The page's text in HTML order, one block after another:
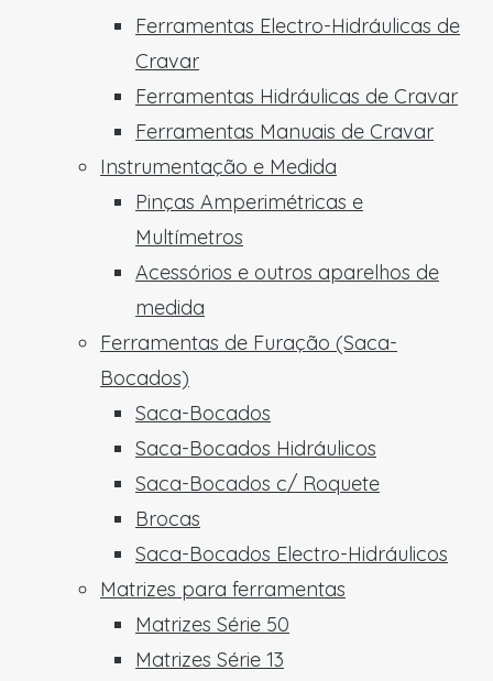
Ferramentas Electro-Hidráulicas de
Cravar
Ferramentas Hidráulicas de Cravar
Ferramentas Manuais de Cravar
Instrumentação e Medida
Pinças Amperimétricas e
Multímetros
Acessórios e outros aparelhos de
medida
Ferramentas de Furação (Saca-
Bocados)
Saca-Bocados
Saca-Bocados Hidráulicos
Saca-Bocados c/ Roquete
Brocas
Saca-Bocados Electro-Hidráulicos
Matrizes para ferramentas
Matrizes Série 50
Matrizes Série 13